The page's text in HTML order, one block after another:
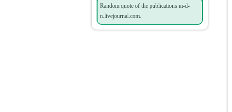
Random quote of the publications m-d-
n.livejournal.com.